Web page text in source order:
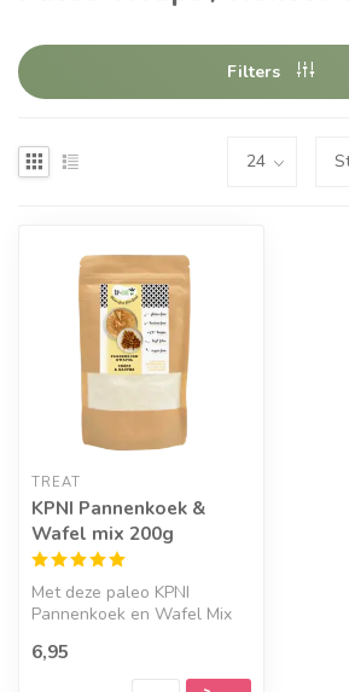
Filters
TREAT
KPNI Pannenkoek &
Wafel mix 200g
Met deze paleo KPNI
Pannenkoek en Wafel Mix
heerlijke gere...
6,95